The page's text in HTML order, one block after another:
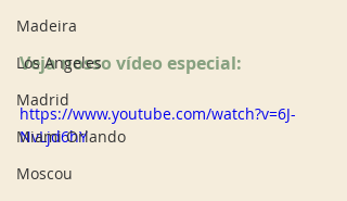
Madeira
Los Angeles
Madrid
Miami Orlando
Moscou
Veja nosso vídeo especial:
https://www.youtube.com/watch?v=6J-
NvLjd6hY